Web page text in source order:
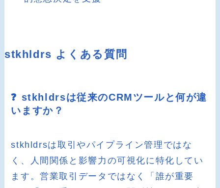
stkhldrs よくある質問
❓ stkhldrsは従来のCRMツールと何が違
いますか？
stkhldrsは取引やパイプライン管理ではな
く、人間関係と影響力の可視化に特化してい
ます。営業取引データではなく「誰が重要